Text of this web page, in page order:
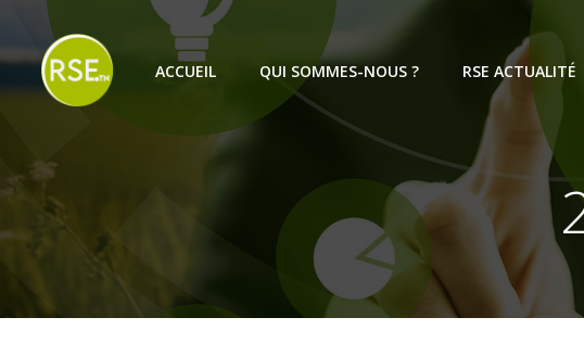
contenu
ACCUEIL QUI SOMMES-NOUS ? RSE ACTUALITÉ